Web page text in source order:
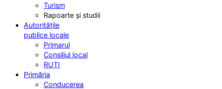
Turism
Rapoarte și studii
Autoritățile
publice locale
Primarul
Consiliul local
RUTI
Primăria
Conducerea